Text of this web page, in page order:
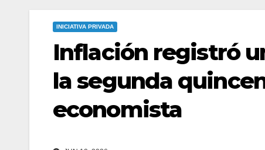
INICIATIVA PRIVADA
Inflación registró
la segunda
economista